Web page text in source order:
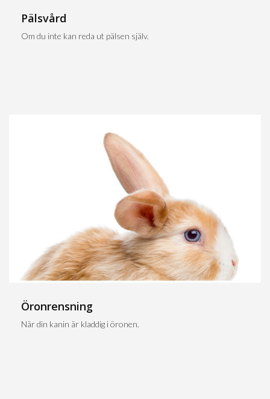
Pälsvård
Om du inte kan reda ut pälsen själv.
Öronrensning
När din kanin är kladdig i öronen.